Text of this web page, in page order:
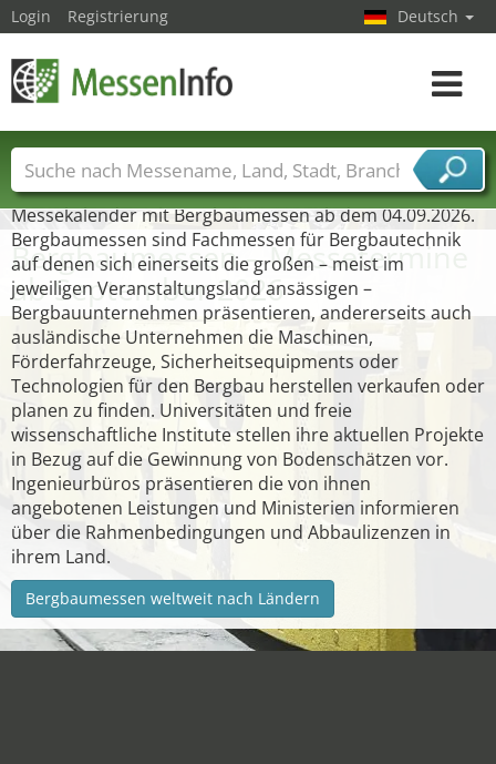
Bergbaumessen – Messetermine
ab September 2026
Messekalender mit Bergbaumessen ab dem 04.09.2026.
Bergbaumessen sind Fachmessen für Bergbautechnik
auf denen sich einerseits die großen – meist im
jeweiligen Veranstaltungsland ansässigen –
Bergbauunternehmen präsentieren, andererseits auch
ausländische Unternehmen die Maschinen,
Förderfahrzeuge, Sicherheitsequipments oder
Technologien für den Bergbau herstellen verkaufen oder
planen zu finden. Universitäten und freie
wissenschaftliche Institute stellen ihre aktuellen Projekte
in Bezug auf die Gewinnung von Bodenschätzen vor.
Ingenieurbüros präsentieren die von ihnen
angebotenen Leistungen und Ministerien informieren
über die Rahmenbedingungen und Abbaulizenzen in
ihrem Land.
Bergbaumessen weltweit nach Ländern
Login Registrierung Deutsch
Toggle
Messenamen Länder Städte
Branchen
Dienstleisterbranchen